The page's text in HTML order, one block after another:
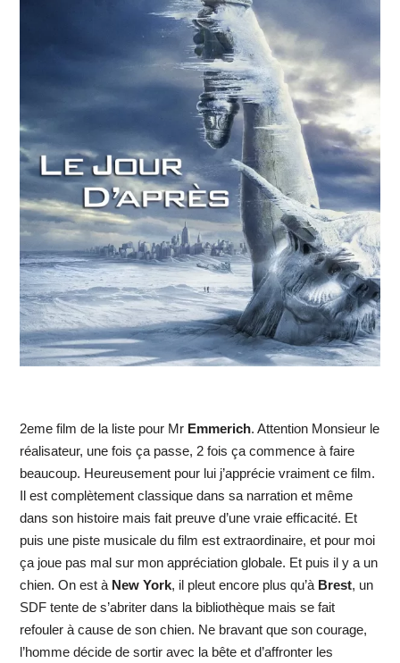
2eme film de la liste pour Mr Emmerich. Attention Monsieur le
réalisateur, une fois ça passe, 2 fois ça commence à faire
beaucoup. Heureusement pour lui j’apprécie vraiment ce film.
Il est complètement classique dans sa narration et même
dans son histoire mais fait preuve d’une vraie efficacité. Et
puis une piste musicale du film est extraordinaire, et pour moi
ça joue pas mal sur mon appréciation globale. Et puis il y a un
chien. On est àNew York, il pleut encore plus qu’à Brest, un
SDF tente de s’abriter dans la bibliothèque mais se fait
refouler à cause de son chien. Ne bravant que son courage,
l’homme décide de sortir avec la bête et d’affronter les